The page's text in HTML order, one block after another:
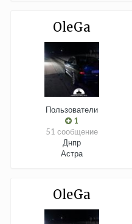
OleGa
Пользователи
1
51 сообщение
Днпр
Астра
OleGa